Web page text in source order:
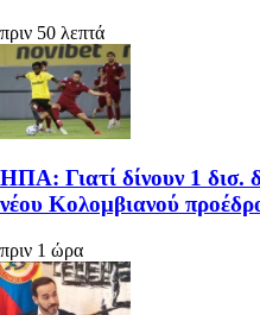
πριν 50 λεπτά
ΗΠΑ: Γιατί δίνουν 1 δισ.
νέου Κολομβιανού
πριν 1 ώρα